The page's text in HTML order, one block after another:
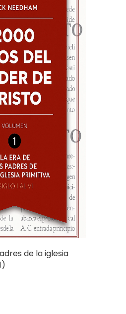
de la iglesia